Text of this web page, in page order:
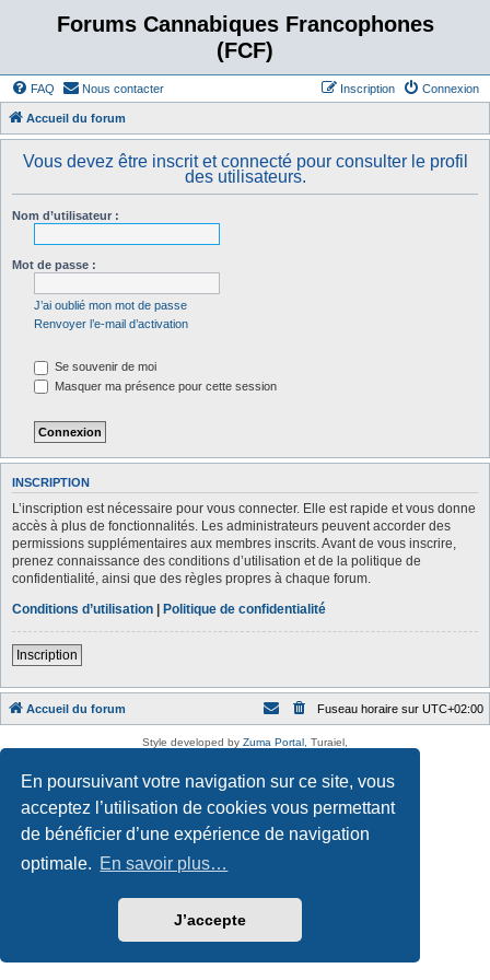
En poursuivant votre navigation sur ce site, vous
acceptez l’utilisation de cookies vous permettant
de bénéficier d’une expérience de navigation
optimale. En savoir plus…
J’accepte
Forums Cannabiques Francophones
(FCF)
FAQ Nous contacter Connexion
Inscription
Accueil du forum
Vous devez être inscrit et connecté pour consulter le profil
des utilisateurs.
Nom d’utilisateur :
Mot de passe :
J’ai oublié mon mot de passe
Renvoyer l’e-mail d’activation
Se souvenir de moi
Masquer ma présence pour cette session
INSCRIPTION
L’inscription est nécessaire pour vous connecter. Elle est rapide et vous donne
accès à plus de fonctionnalités. Les administrateurs peuvent accorder des
permissions supplémentaires aux membres inscrits. Avant de vous inscrire,
prenez connaissance des conditions d’utilisation et de la politique de
confidentialité, ainsi que des règles propres à chaque forum.
Conditions d’utilisation | Politique de confidentialité
Inscription
Accueil du forum Fuseau horaire sur UTC+02:00
Style developed by Zuma Portal , Turaiel,
Traduction française officielle ©Qiaeru